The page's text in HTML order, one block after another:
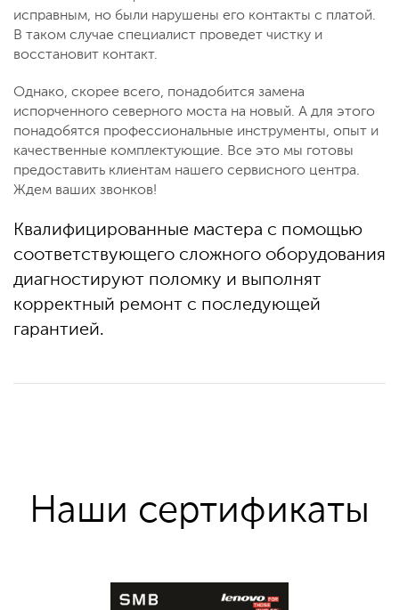
исправным, но были нарушены его контакты с платой.
В таком случае специалист проведет чистку и
восстановит контакт.
Однако, скорее всего, понадобится замена
испорченного северного моста на новый. А для этого
понадобятся профессиональные инструменты, опыт и
качественные комплектующие. Все это мы готовы
предоставить клиентам нашего сервисного центра.
Ждем ваших звонков!
Квалифицированные мастера с помощью
соответствующего сложного оборудования
диагностируют поломку и выполнят
корректный ремонт с последующей
гарантией.
Наши сертификаты